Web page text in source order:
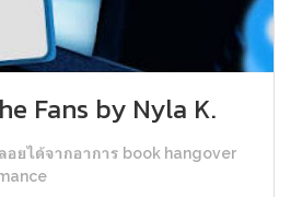
Fans by Nyla K.
อยได้จากอาการ book hangover